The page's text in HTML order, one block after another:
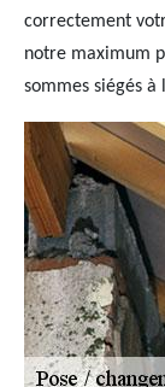
correctement
notre maximum
sommes siégés à